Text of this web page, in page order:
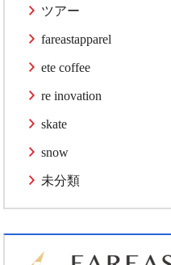
ツアー
fareastapparel
ete coffee
re inovation
skate
snow
未分類